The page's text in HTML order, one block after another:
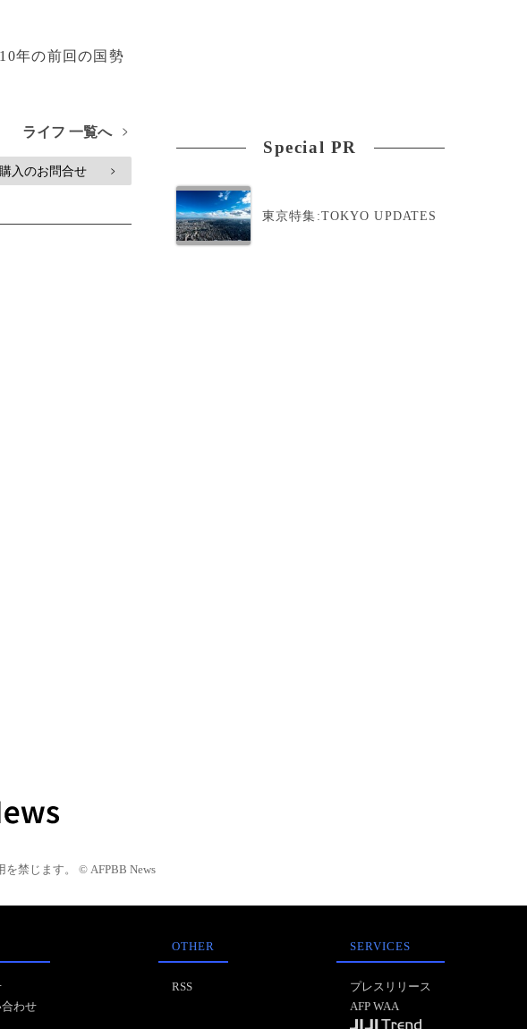
年の前回の国勢
ライフ 一覧へ >
入のお問合せ >
Special PR
東京特集:TOKYO UPDATES
禁じます。 © AFPBB News
わせ
OTHER
RSS
SERVICES
プレスリリース
AFP WAA